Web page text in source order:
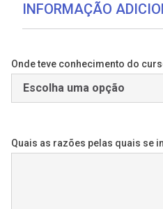
INFORMAÇÃO
Onde teve conhecimento do
Quais as razões pelas quais se